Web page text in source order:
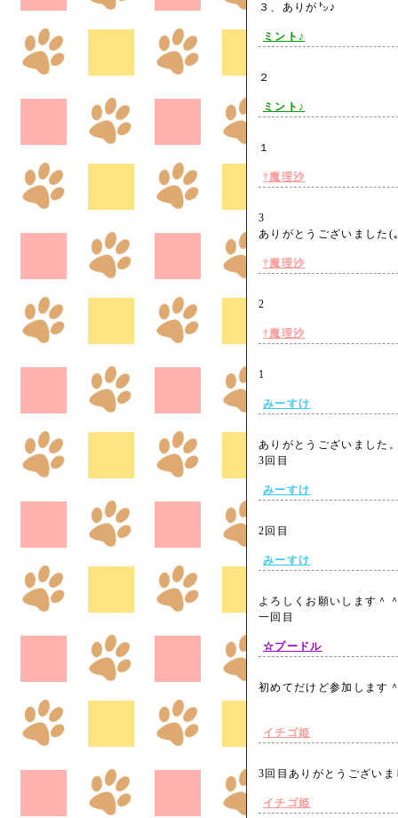
３、ありが㌧♪
ミント♪
２
ミント♪
１
†魔理沙
3
ありがとうございまし
†魔理沙
2
†魔理沙
1
みーすけ
ありがとうございました
3回目
みーすけ
2回目
みーすけ
よろしくお願いします＾
一回目
☆プードル
初めてだけど参加します
イチゴ姫
3回目ありがとうござい
イチゴ姫